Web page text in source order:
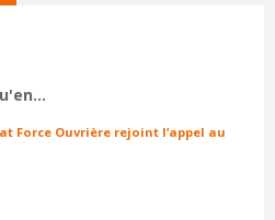
Force Ouvrière rejoint l’appel au